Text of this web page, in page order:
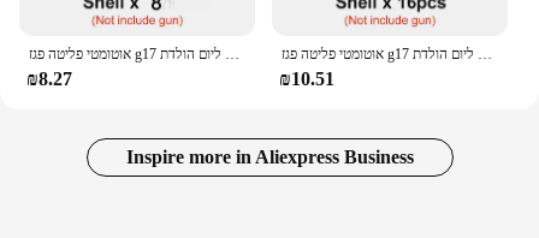
אוטומטי פליטה פגז g17 צעצוע מטוס לייזר מכונת אקדחים לילדים לילדים מתנה ליום הולדת
₪8.27
אוטומטי פליטה פגז g17 צעצוע מטוס לייזר מכונת אקדחים לילדים לילדים מתנה ליום הולדת
₪10.51
Inspire more in Aliexpress Business